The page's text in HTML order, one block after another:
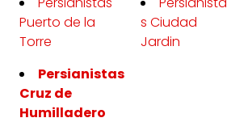
Puerto de la
Torre
s Ciudad
Jardin
Persianistas
Cruz de
Humilladero